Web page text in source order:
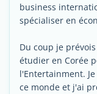
business
spécialiser en
Du coup je
étudier en Corée
l'Entertainment.
ce monde et j'ai